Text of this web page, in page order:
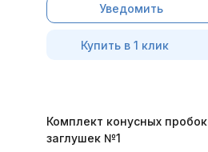
Уведомить
Купить в 1 клик
Комплект конусных
заглушек №1